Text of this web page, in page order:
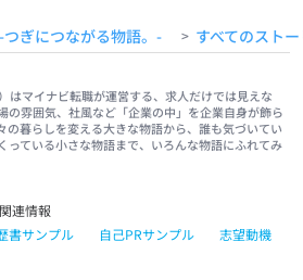
ぎにつながる物語。- > すべてのスト
はマイナビ転職が運営する、求人だけでは見えな
の雰囲気、社風など「企業の中」を企業自身が飾ら
の暮らしを変える大きな物語から、誰も気づいてい
っている小さな物語まで、いろんな物語にふれてみ
連情報
書サンプル 自己PRサンプル
志望動機